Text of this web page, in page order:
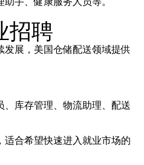
招聘
展，美国仓储配送领域提供
库存管理、物流助理、配送
合希望快速进入就业市场的